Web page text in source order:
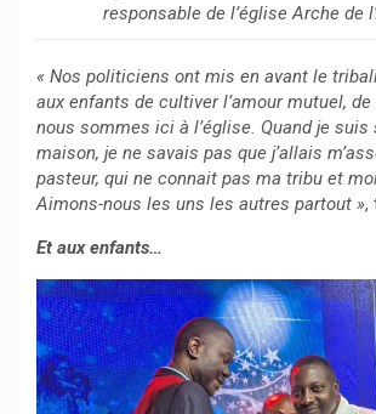
responsable de l’église Arche de
« Nos politiciens ont mis en avant le
aux enfants de cultiver l’amour mutuel,
nous sommes ici à l’église. Quand je suis
maison, je ne savais pas que j’allais
pasteur, qui ne connait pas ma tribu et
Aimons-nous les uns les autres partout »,
Et aux enfants…